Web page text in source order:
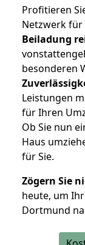
Profitieren
Netzwerk für
Beiladung
besonderen
Leistungen
für Ihren
Ob Sie nun
Haus
für Sie.
Zögern Sie
heute, um
Dortmund